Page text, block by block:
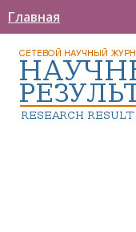
Главная